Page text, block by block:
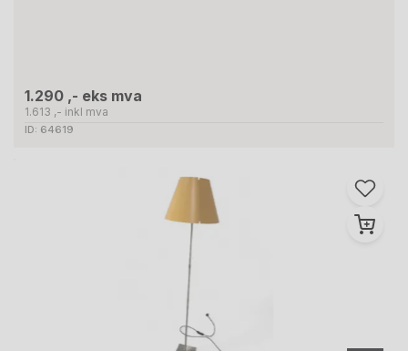
1.290 ,- eks mva
1.613 ,- inkl mva
ID: 64619